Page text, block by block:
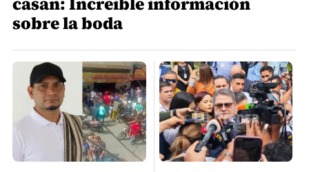
sobre la boda